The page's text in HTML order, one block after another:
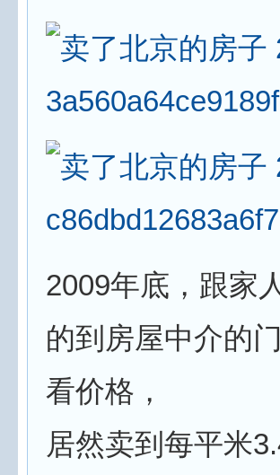
2009年底，跟家
的到房屋中介的
看价格，
居然卖到每平米